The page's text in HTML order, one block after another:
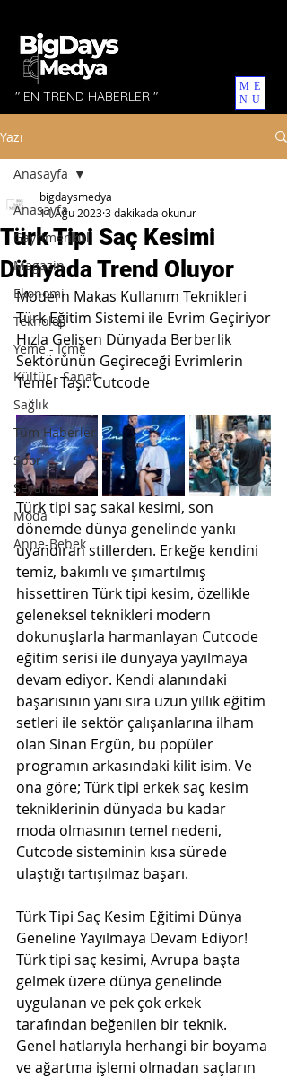
ME
NU
" EN TREND HABERLER "
Yazı
Anasayfa
Gayrimenkul
Magazin
Ekonomi
Teknoloji
Yeme - İçme
Kültür - Sanat
Sağlık
Tüm Haberler
Spor
Seyahat
Moda
Anne-Bebek
Anasayfa
Türk Tipi Saç Kesimi
Dünyada Trend Oluyor
bigdaysmedya
14 Ağu 20233 dakikada okunur
Modern Makas Kullanım Teknikleri
Türk Eğitim Sistemi ile Evrim Geçiriyor
Hızla Gelişen Dünyada Berberlik
Sektörünün Geçireceği Evrimlerin
Temel Taşı: Cutcode
Türk tipi saç sakal kesimi, son
dönemde dünya genelinde yankı
uyandıran stillerden. Erkeğe kendini
temiz, bakımlı ve şımartılmış
hissettiren Türk tipi kesim, özellikle
geleneksel teknikleri modern
dokunuşlarla harmanlayan Cutcode
eğitim serisi ile dünyaya yayılmaya
devam ediyor. Kendi alanındaki
başarısının yanı sıra uzun yıllık eğitim
setleri ile sektör çalışanlarına ilham
olan Sinan Ergün, bu popüler
programın arkasındaki kilit isim. Ve
ona göre; Türk tipi erkek saç kesim
tekniklerinin dünyada bu kadar
moda olmasının temel nedeni,
Cutcode sisteminin kısa sürede
ulaştığı tartışılmaz başarı.
Türk Tipi Saç Kesim Eğitimi Dünya
Geneline Yayılmaya Devam Ediyor!
Türk tipi saç kesimi, Avrupa başta
gelmek üzere dünya genelinde
uygulanan ve pek çok erkek
tarafından beğenilen bir teknik.
Genel hatlarıyla herhangi bir boyama
ve ağartma işlemi olmadan saçların